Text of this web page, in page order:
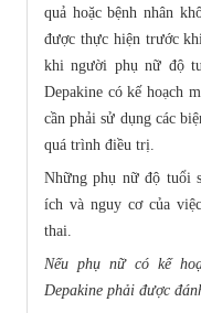
quả hoặc bệnh nhân
được thực hiện trước
khi người phụ nữ độ
Depakine có kế hoạch
cần phải sử dụng các
quá trình điều trị.
Những phụ nữ độ tuổi
ích và nguy cơ của
thai.
Nếu phụ nữ có kế
Depakine phải được